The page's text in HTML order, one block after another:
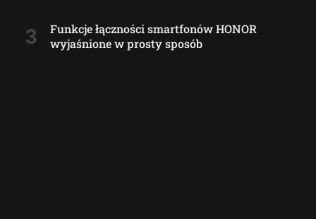
Funkcje łączności smartfonów HONOR
wyjaśnione w prosty sposób